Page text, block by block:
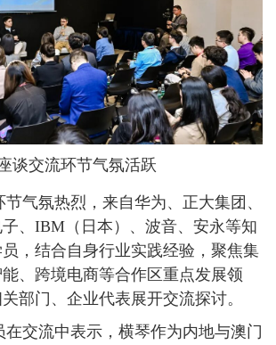
谈交流环节气氛活跃
氛热烈，来自华为、正大集团、
、IBM（日本）、波音、安永等知
，结合自身行业实践经验，聚焦集
、跨境电商等合作区重点发展领
部门、企业代表展开交流探讨。
流中表示，横琴作为内地与澳门